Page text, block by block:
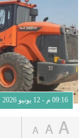
09:16 م - 12 يونيو 2026